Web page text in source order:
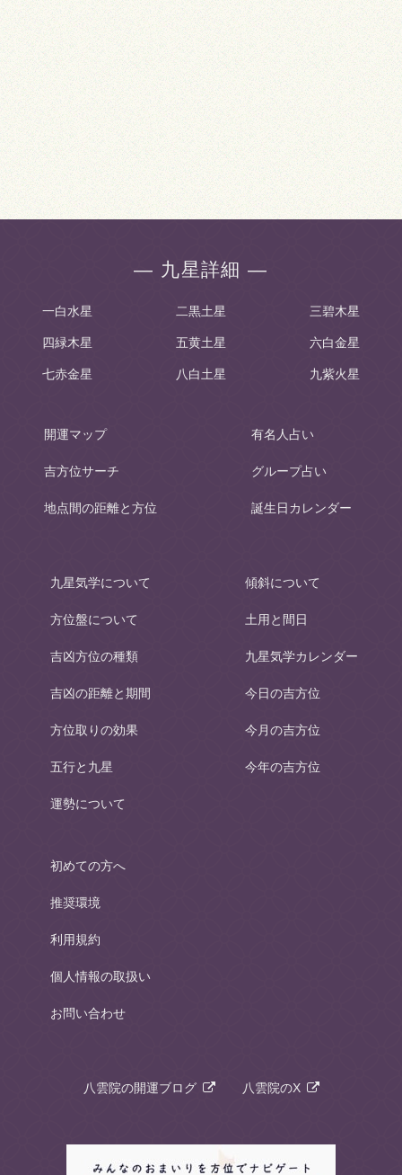
― 九星詳細 ―
一白水星 二黒土星 三碧木星
四緑木星 五黄土星 六白金星
七赤金星 八白土星 九紫火星
開運マップ
吉方位サーチ
地点間の距離と方位
有名人占い
グループ占い
誕生日カレンダー
九星気学について
方位盤について
吉凶方位の種類
吉凶の距離と期間
方位取りの効果
五行と九星
運勢について
傾斜について
土用と間日
九星気学カレンダー
今日の吉方位
今月の吉方位
今年の吉方位
初めての方へ
推奨環境
利用規約
個人情報の取扱い
お問い合わせ
八雲院の開運ブログ 八雲院のX